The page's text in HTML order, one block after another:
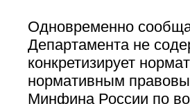
Одновременно
Департамента не
конкретизирует
нормативным
Минфина России по